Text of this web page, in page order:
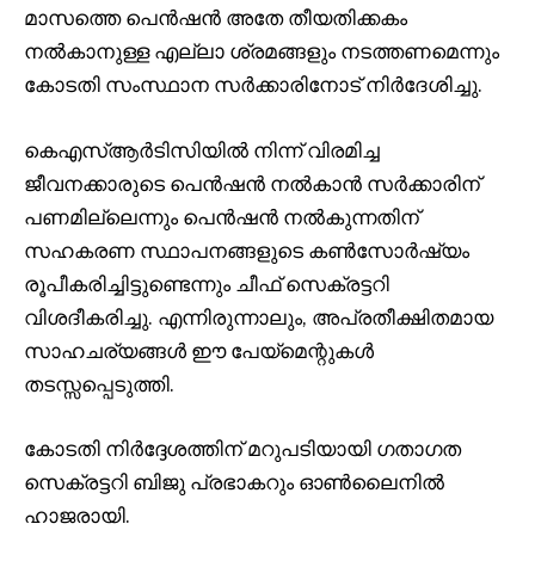
മാസത്തെ പെൻഷൻ അതേ തീയതിക്കകം
നൽകാനുള്ള എല്ലാ ശ്രമങ്ങളും നടത്തണമെന്നും
കോടതി സംസ്ഥാന സർക്കാരിനോട് നിർദേശിച്ചു.
കെഎസ്ആർടിസിയിൽ നിന്ന് വിരമിച്ച
ജീവനക്കാരുടെ പെൻഷൻ നൽകാൻ സർക്കാരിന്
പണമില്ലെന്നും പെൻഷൻ നൽകുന്നതിന്
സഹകരണ സ്ഥാപനങ്ങളുടെ കൺസോർഷ്യം
രൂപീകരിച്ചിട്ടുണ്ടെന്നും ചീഫ് സെക്രട്ടറി
വിശദീകരിച്ചു. എന്നിരുന്നാലും, അപ്രതീക്ഷിതമായ
സാഹചര്യങ്ങൾ ഈ പേയ്മെന്റുകൾ
തടസ്സപ്പെടുത്തി.
കോടതി നിർദ്ദേശത്തിന് മറുപടിയായി ഗതാഗത
സെക്രട്ടറി ബിജു പ്രഭാകറും ഓൺലൈനിൽ
ഹാജരായി.